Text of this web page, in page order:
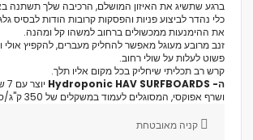
ברגע שתשיג את האיזון המושלם, הרכיבה שלך תשתנה
כלי נהדר לביצוע פניות והפסקות קרובות הודות לבסיס
את ההימנעות ממכשולים ברחוב למשהו קל ומהנה.
זנב מרובע מעוגל מאפשר להחליק מעברים, להקפיץ אולי
פשוט לעלות על שולי רחוב.
קרש רב תכליתי שיחליק בכל מקום אליו תלך.
ה- Hydroponic HAV SURFBOARDS
​​​​ושרף אפוקסי, המסוגלים לעמוד במשקלים של 350 ק"ג/סמ"ר.
קניה מאובטחת